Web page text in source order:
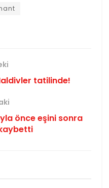
tatilinde!
önce eşini sonra